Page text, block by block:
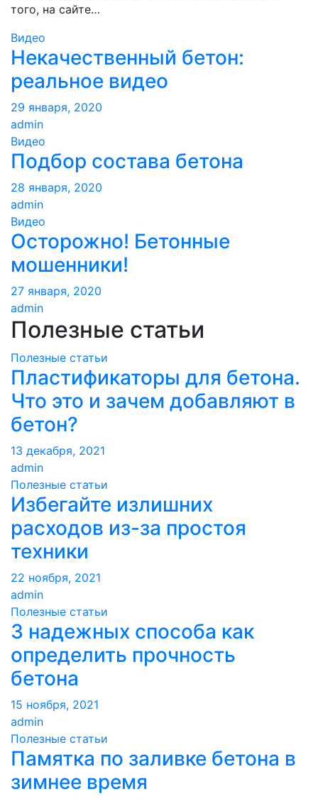
того, на сайте…
Видео
Некачественный бетон:
реальное видео
29 января, 2020
admin
Видео
Подбор состава бетона
28 января, 2020
admin
Видео
Осторожно! Бетонные
мошенники!
27 января, 2020
admin
Полезные статьи
Полезные статьи
Пластификаторы для бетона.
Что это и зачем добавляют в
бетон?
13 декабря, 2021
admin
Полезные статьи
Избегайте излишних
расходов из-за простоя
техники
22 ноября, 2021
admin
Полезные статьи
3 надежных способа как
определить прочность
бетона
15 ноября, 2021
admin
Полезные статьи
Памятка по заливке бетона в
зимнее время